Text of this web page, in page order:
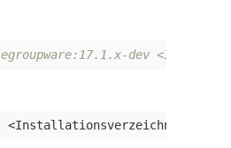
dev